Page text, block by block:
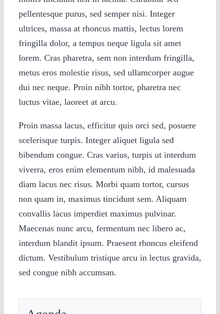
pellentesque purus, sed semper nisi. Integer
ultrices, massa at rhoncus mattis, lectus lorem
fringilla dolor, a tempus neque ligula sit amet
lorem. Cras pharetra, sem non interdum fringilla,
metus eros molestie risus, sed ullamcorper augue
dui nec neque. Proin nibh tortor, pharetra nec
luctus vitae, laoreet at arcu.
Proin massa lacus, efficitur quis orci sed, posuere
scelerisque turpis. Integer aliquet ligula sed
bibendum congue. Cras varius, turpis ut interdum
viverra, eros enim elementum nibh, id malesuada
diam lacus nec risus. Morbi quam tortor, cursus
non quam in, maximus tincidunt sem. Aliquam
convallis lacus imperdiet maximus pulvinar.
Maecenas nunc arcu, fermentum nec libero ac,
interdum blandit ipsum. Praesent rhoncus eleifend
dictum. Vestibulum tristique arcu in lectus gravida,
sed congue nibh accumsan.